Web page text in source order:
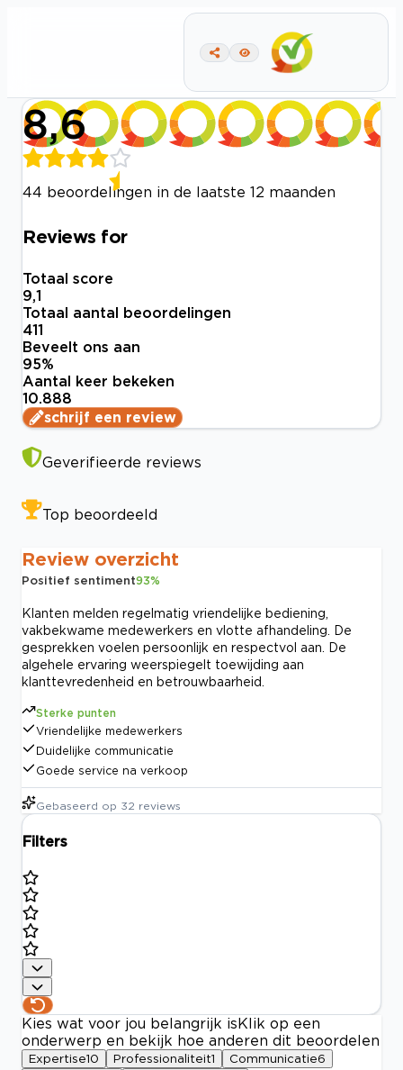
8,6
44 beoordelingen in de laatste 12 maanden
Reviews for
Totaal score
9,1
Totaal aantal beoordelingen
411
Beveelt ons aan
95%
Aantal keer bekeken
10.888
schrijf een review
Geverifieerde reviews
Top beoordeeld
Review overzicht
Positief sentiment93%
Klanten melden regelmatig vriendelijke bediening,
vakbekwame medewerkers en vlotte afhandeling. De
gesprekken voelen persoonlijk en respectvol aan. De
algehele ervaring weerspiegelt toewijding aan
klanttevredenheid en betrouwbaarheid.
Sterke punten
Vriendelijke medewerkers
Duidelijke communicatie
Goede service na verkoop
Gebaseerd op 32 reviews
Filters
Kies wat voor jou belangrijk is Klik op een
onderwerp en bekijk hoe anderen dit beoordelen
Expertise10 Professionaliteit1 Communicatie6